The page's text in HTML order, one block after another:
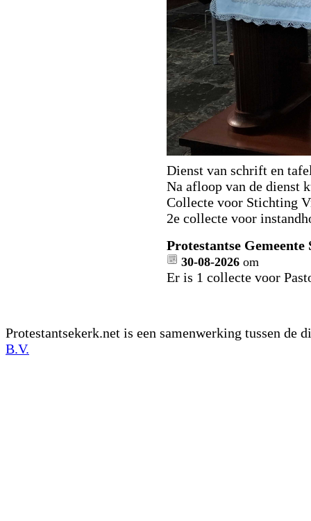
Dienst van schrift en
Na afloop van de dienst
Collecte voor Stichting
2e collecte voor
Protestantse
30-08-2026 om
Er is 1 collecte voor
Protestantsekerk.net is een samenwerking tussen de
B.V.